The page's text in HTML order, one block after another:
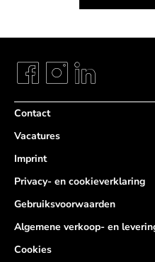
Contact
Vacatures
Imprint
Privacy- en cookieverklaring
Gebruiksvoorwaarden
Algemene verkoop- en
Cookies